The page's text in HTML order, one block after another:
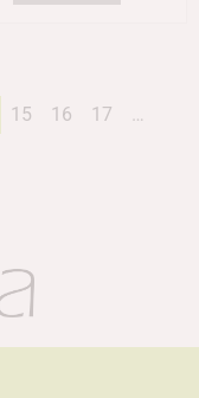
15 16 17
…